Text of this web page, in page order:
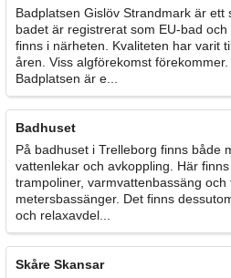
Badplatsen Gislöv Strandmark är ett
badet är registrerat som EU-bad
finns i närheten. Kvaliteten har varit
åren. Viss algförekomst förekommer.
Badplatsen är e...
Badhuset
På badhuset i Trelleborg finns både
vattenlekar och avkoppling. Här
trampoliner, varmvattenbassäng och
metersbassänger. Det finns
och relaxavdel...
Skåre Skansar